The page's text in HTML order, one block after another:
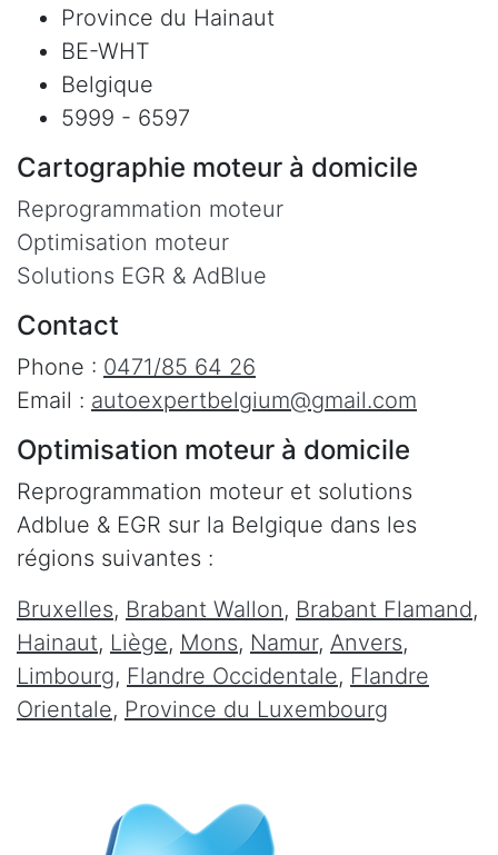
Province du Hainaut
BE-WHT
Belgique
5999 - 6597
Cartographie moteur à domicile
Reprogrammation moteur
Optimisation moteur
Solutions EGR & AdBlue
Contact
Phone : 0471/85 64 26
Email : autoexpertbelgium@gmail.com
Optimisation moteur à domicile
Reprogrammation moteur et solutions
Adblue & EGR sur la Belgique dans les
régions suivantes :
Bruxelles, Brabant Wallon, Brabant Flamand,
Hainaut, Liège, Mons, Namur, Anvers,
Limbourg, Flandre Occidentale, Flandre
Orientale, Province du Luxembourg